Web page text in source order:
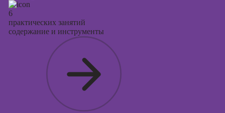
6
практических занятий
содержание и инструменты